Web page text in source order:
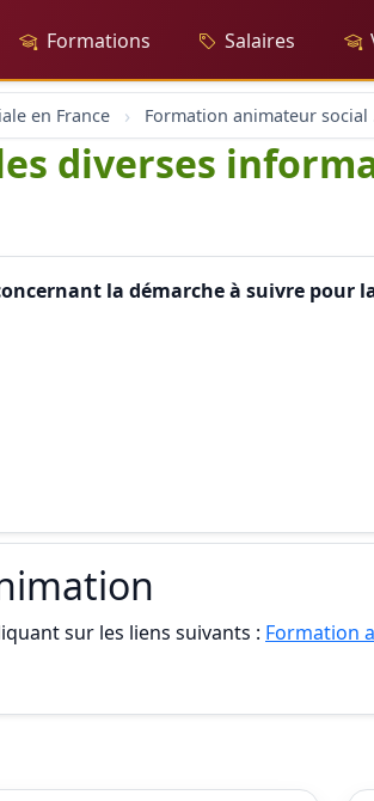
Formations Salaires
en France
diverses
la démarche à suivre pour
sur les liens suivants : Formation